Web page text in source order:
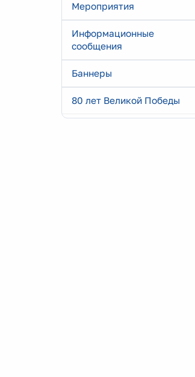
Мероприятия
Информационные
сообщения
Баннеры
80 лет Великой Победы